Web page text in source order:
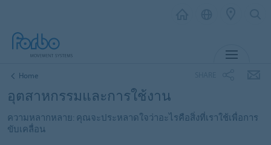
Home
อุตสาหกรรมและการใช้งาน
ความหลากหลาย: คุณจะประหลาดใจว่าอะไรคือสิ่งที่เราใช้เพื่อการ
ขับเคลื่อน